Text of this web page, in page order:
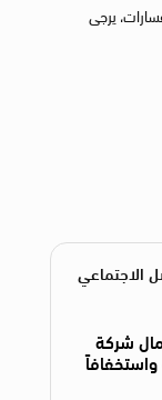
يرجى
الاجتماعي
شركة
واستخفافاً